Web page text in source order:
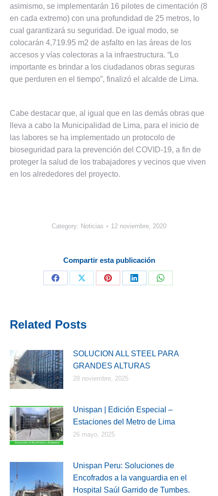
asimismo, se implementarán 16 pilotes de cimentación (8
en cada extremo) con una profundidad de 25 metros, lo
cual garantizará su seguridad. De igual modo, se
colocarán 4,719.95 m2 de asfalto en las áreas de los
accesos y vías colectoras a la infraestructura. “Lo
importante es brindar a los ciudadanos obras seguras
que perduren en el tiempo”, finalizó el alcalde de Lima.
Cabe destacar que, al igual que en las demás obras que
lleva a cabo la Municipalidad de Lima, para el inicio de
las labores se ha implementado un protocolo de
bioseguridad para la prevención del COVID-19, a fin de
proteger la salud de los trabajadores y vecinos que viven
en los alrededores del proyecto.
Category: Noticias 12 noviembre, 2020
Compartir esta publicación
Share
Share
Share
Share
Share
Related Posts
SOLUCION ALL STEEL PARA
GRANDES ALTURAS
28 noviembre, 2025
Unispan | Edición Especial –
Estaciones del Metro de Lima
26 mayo, 2025
Unispan Peru: Soluciones de
Encofrados a la vanguardia en el
Hospital Saúl Garrido de Tumbes.